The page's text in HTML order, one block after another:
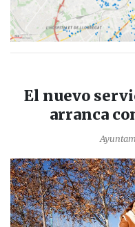
El nuevo
arranca